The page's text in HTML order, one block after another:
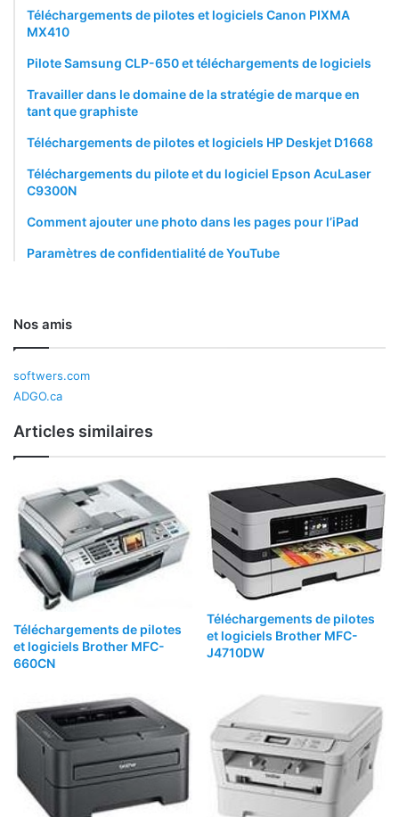
Téléchargements de pilotes et logiciels Canon PIXMA
MX410
Pilote Samsung CLP-650 et téléchargements de logiciels
Travailler dans le domaine de la stratégie de marque en
tant que graphiste
Téléchargements de pilotes et logiciels HP Deskjet D1668
Téléchargements du pilote et du logiciel Epson AcuLaser
C9300N
Comment ajouter une photo dans les pages pour l’iPad
Paramètres de confidentialité de YouTube
Nos amis
softwers.com
ADGO.ca
Articles similaires
Téléchargements de pilotes
et logiciels Brother MFC-
660CN
Téléchargements de pilotes
et logiciels Brother MFC-
J4710DW